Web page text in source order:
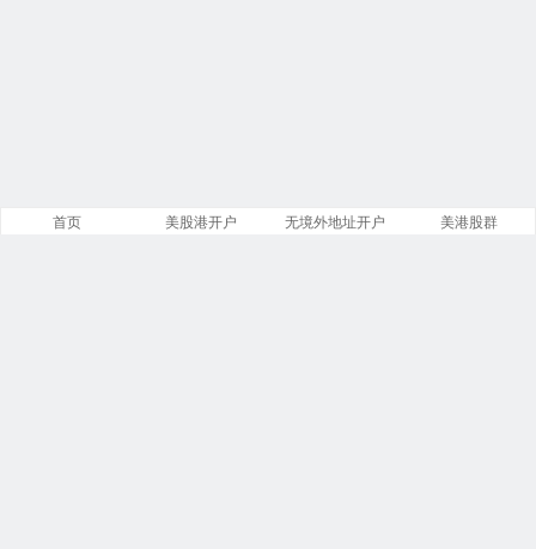
首页 美股港开户 无境外地址开户 美港股群